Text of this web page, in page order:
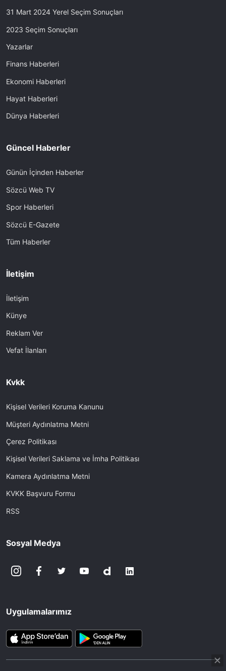
31 Mart 2024 Yerel Seçim Sonuçları
2023 Seçim Sonuçları
Yazarlar
Finans Haberleri
Ekonomi Haberleri
Hayat Haberleri
Dünya Haberleri
Güncel Haberler
Günün İçinden Haberler
Sözcü Web TV
Spor Haberleri
Sözcü E-Gazete
Tüm Haberler
İletişim
İletişim
Künye
Reklam Ver
Vefat İlanları
Kvkk
Kişisel Verileri Koruma Kanunu
Müşteri Aydınlatma Metni
Çerez Politikası
Kişisel Verileri Saklama ve İmha Politikası
Kamera Aydınlatma Metni
KVKK Başvuru Formu
RSS
Sosyal Medya
Uygulamalarımız